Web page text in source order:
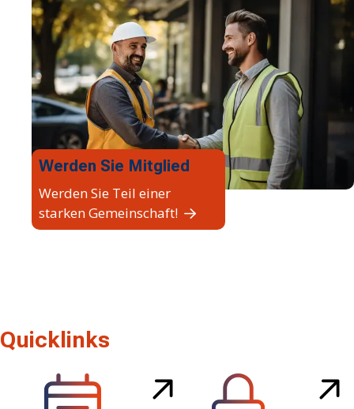
Werden Sie Mitglied
Werden Sie Teil einer
starken Gemeinschaft!
Quicklinks